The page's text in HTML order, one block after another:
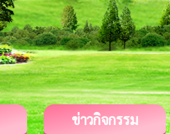
ข่าวกิจกรรม